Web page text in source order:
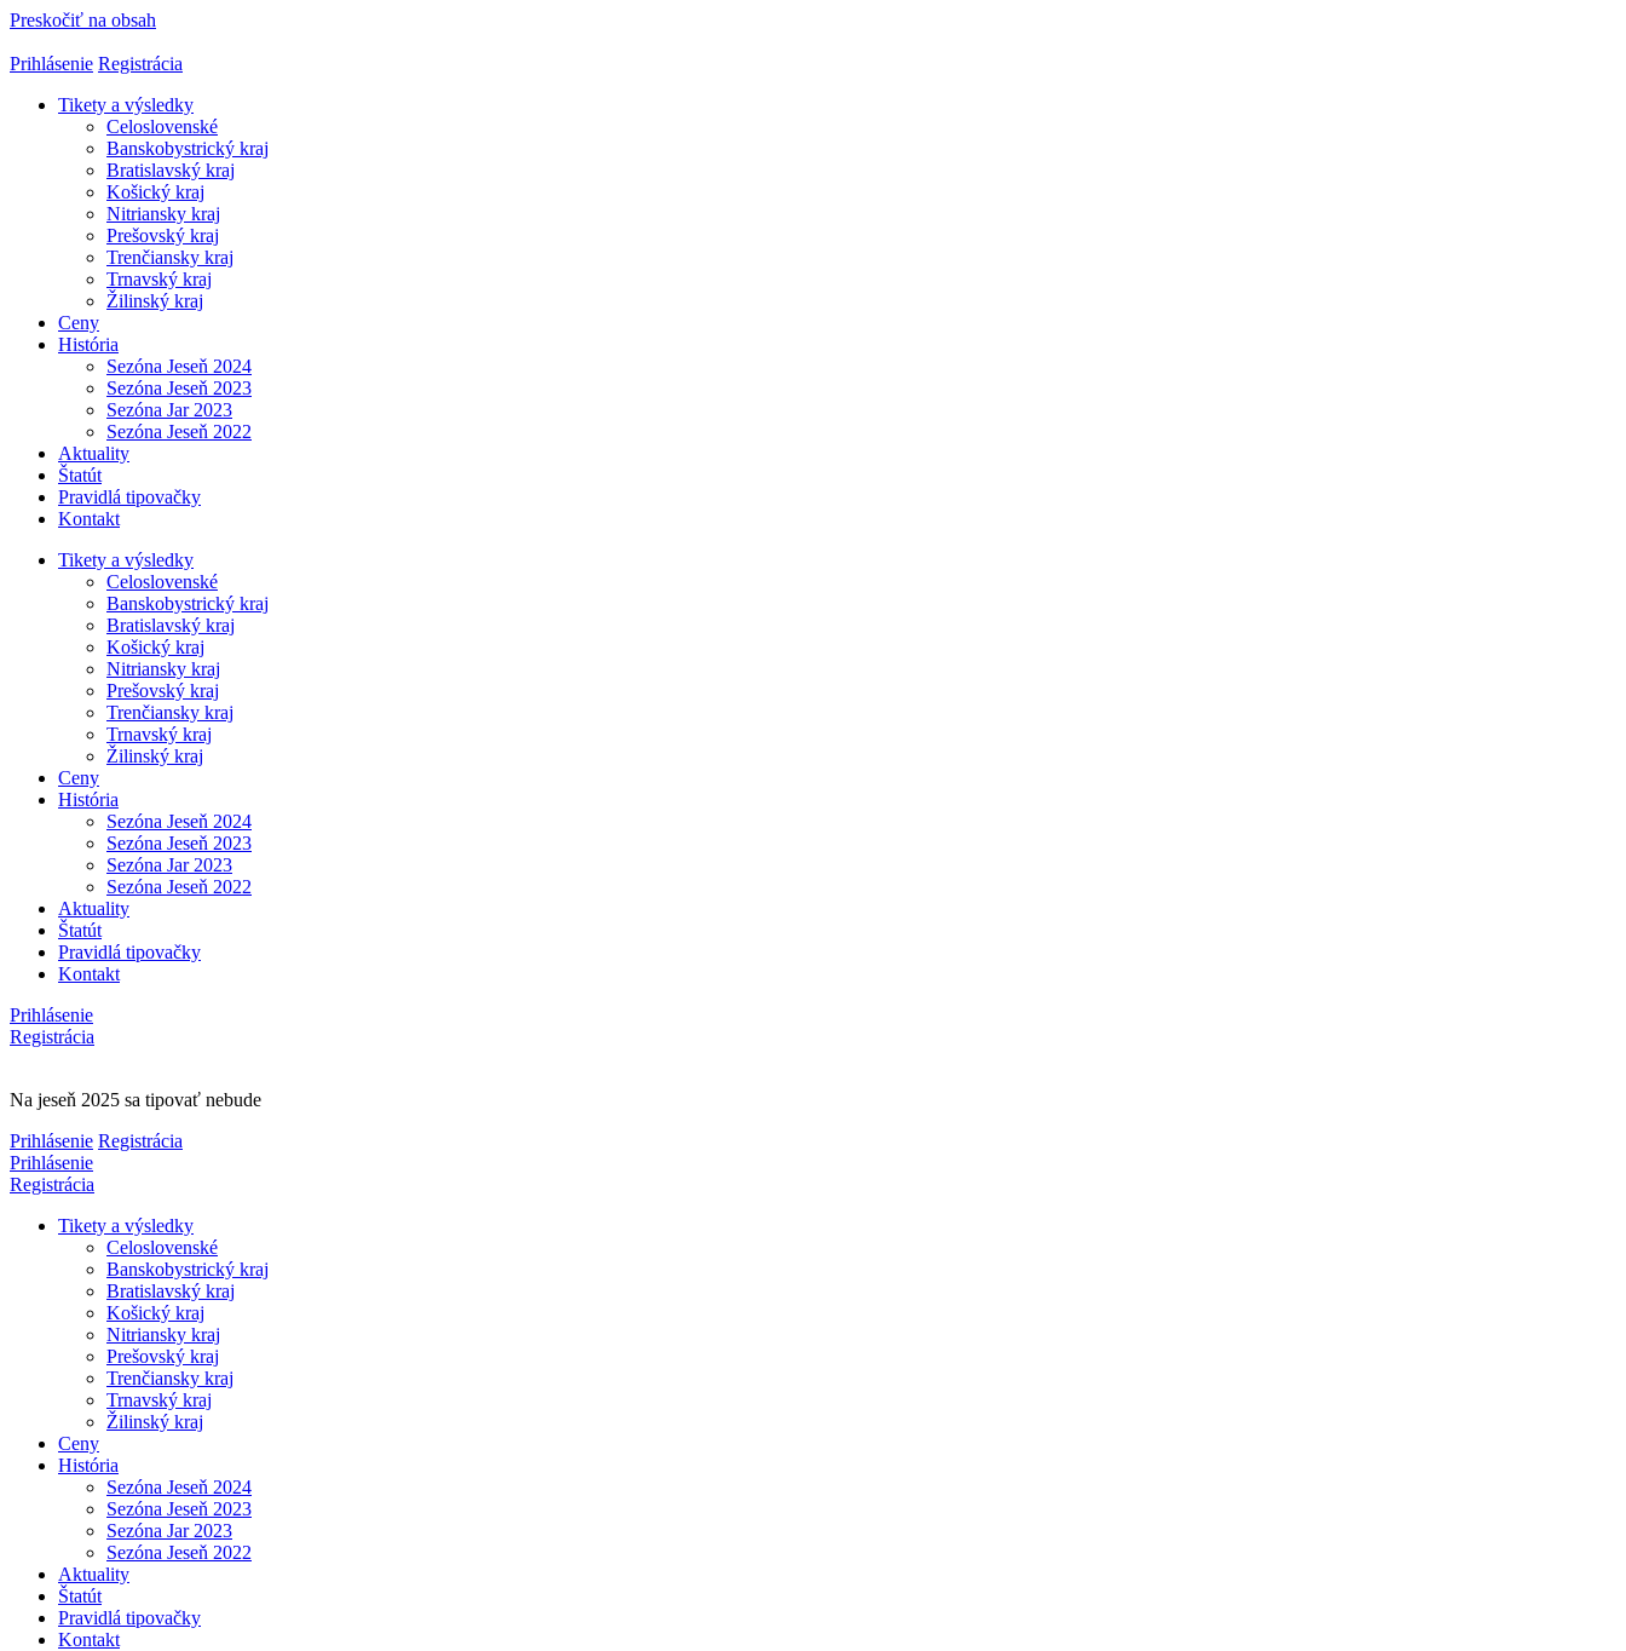
Preskočiť na obsah
Prihlásenie Registrácia
Tikety a výsledky
Celoslovenské
Banskobystrický kraj
Bratislavský kraj
Košický kraj
Nitriansky kraj
Prešovský kraj
Trenčiansky kraj
Trnavský kraj
Žilinský kraj
Ceny
História
Sezóna Jeseň 2024
Sezóna Jeseň 2023
Sezóna Jar 2023
Sezóna Jeseň 2022
Aktuality
Štatút
Pravidlá tipovačky
Kontakt
Tikety a výsledky
Celoslovenské
Banskobystrický kraj
Bratislavský kraj
Košický kraj
Nitriansky kraj
Prešovský kraj
Trenčiansky kraj
Trnavský kraj
Žilinský kraj
Ceny
História
Sezóna Jeseň 2024
Sezóna Jeseň 2023
Sezóna Jar 2023
Sezóna Jeseň 2022
Aktuality
Štatút
Pravidlá tipovačky
Kontakt
Prihlásenie
Registrácia
Na jeseň 2025 sa tipovať nebude
Prihlásenie Registrácia
Prihlásenie
Registrácia
Tikety a výsledky
Celoslovenské
Banskobystrický kraj
Bratislavský kraj
Košický kraj
Nitriansky kraj
Prešovský kraj
Trenčiansky kraj
Trnavský kraj
Žilinský kraj
Ceny
História
Sezóna Jeseň 2024
Sezóna Jeseň 2023
Sezóna Jar 2023
Sezóna Jeseň 2022
Aktuality
Štatút
Pravidlá tipovačky
Kontakt